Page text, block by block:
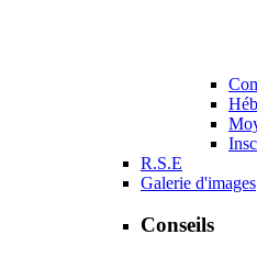
R.S.E
Galerie d'images
Conseils